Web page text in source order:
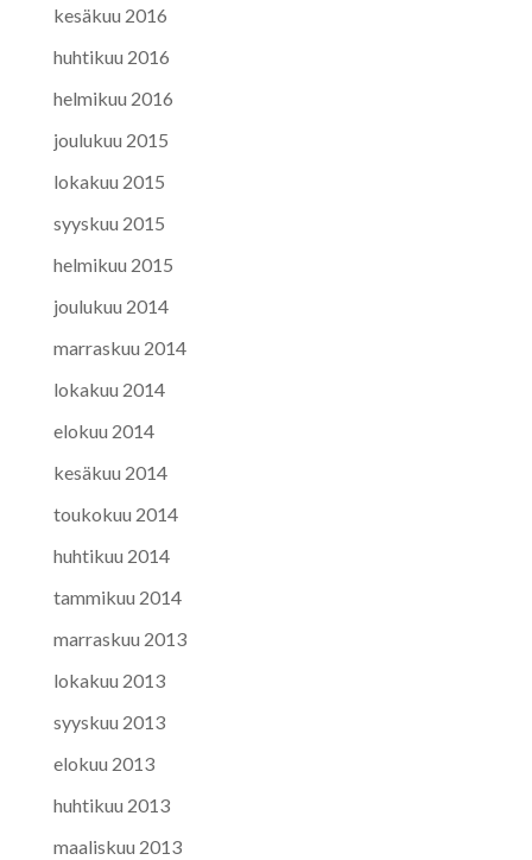
kesäkuu 2016
huhtikuu 2016
helmikuu 2016
joulukuu 2015
lokakuu 2015
syyskuu 2015
helmikuu 2015
joulukuu 2014
marraskuu 2014
lokakuu 2014
elokuu 2014
kesäkuu 2014
toukokuu 2014
huhtikuu 2014
tammikuu 2014
marraskuu 2013
lokakuu 2013
syyskuu 2013
elokuu 2013
huhtikuu 2013
maaliskuu 2013